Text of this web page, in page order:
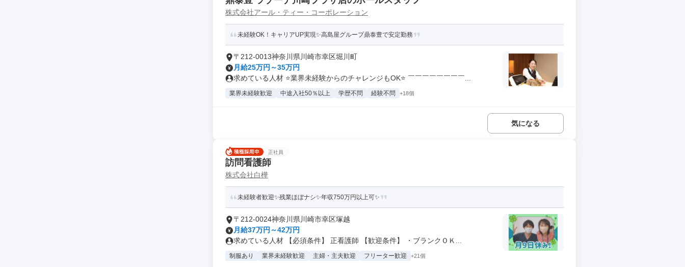
株式会社アール・ティー・コーポレーション
未経験OK！キャリアUP実現✨高島屋グループ鼎泰豊で安定勤務
〒212-0013神奈川県川崎市幸区堀川町
月給25万円～35万円
求めている人材 ⭐業界未経験からのチャレンジもOK⭐ ￣￣￣￣￣￣￣￣...
業界未経験歓迎 中途入社50％以上 学歴不問 経験不問 +18個
気になる
正社員
訪問看護師
株式会社白樺
未経験者歓迎✨残業ほぼナシ✨年収750万円以上可✨
〒212-0024神奈川県川崎市幸区塚越
月給37万円～42万円
求めている人材 【必須条件】 正看護師 【歓迎条件】 ・ブランクＯＫ...
制服あり 業界未経験歓迎 主婦・主夫歓迎 フリーター歓迎 +21個